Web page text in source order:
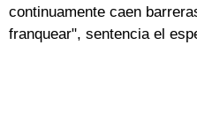
continuamente caen
franquear", sentencia el